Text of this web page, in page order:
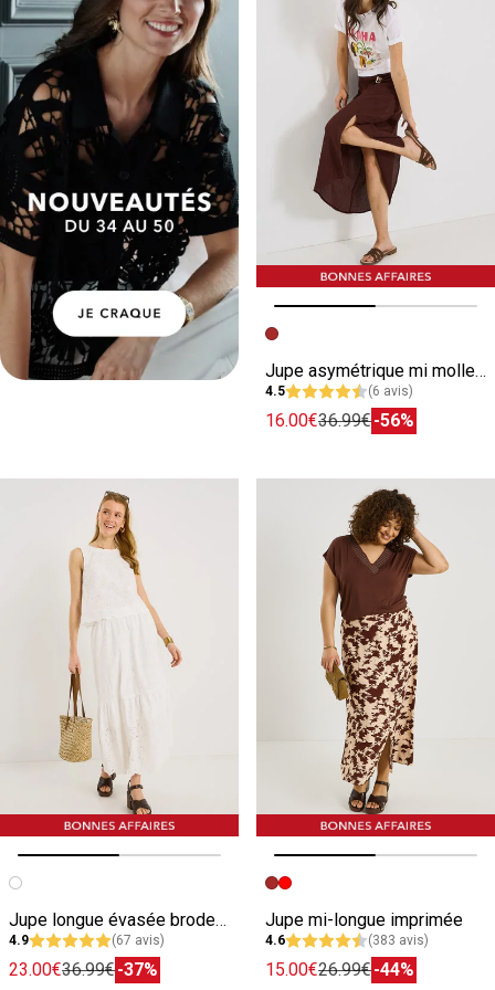
Image précédente
Image suivante
Jupe asymétrique mi mollet détail bijou
4.5 (6 avis)
16.00€36.99€-56%
Image précédente
Image suivante
Jupe longue évasée broderie anglaise
4.9 (67 avis)
23.00€36.99€-37%
Image précédente
Image suivante
Jupe mi-longue imprimée
4.6 (383 avis)
15.00€26.99€-44%